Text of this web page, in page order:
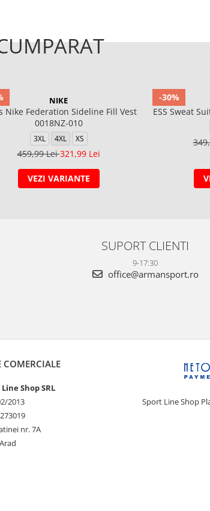
NIKE
Nike Federation Sideline Fill Vest
0018NZ-010
3XL 4XL XS
459,99 Lei321,99 Lei
VEZI VARIANTE
-30%
ESS Sweat
SUPORT CLIENTI
9-17:30
office@armansport.ro
COMERCIALE
Shop SRL
2013
nr. 7A
Sport Line Shop